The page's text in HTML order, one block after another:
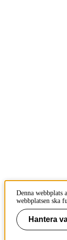
Denna webbplats
webbplatsen ska
Hantera